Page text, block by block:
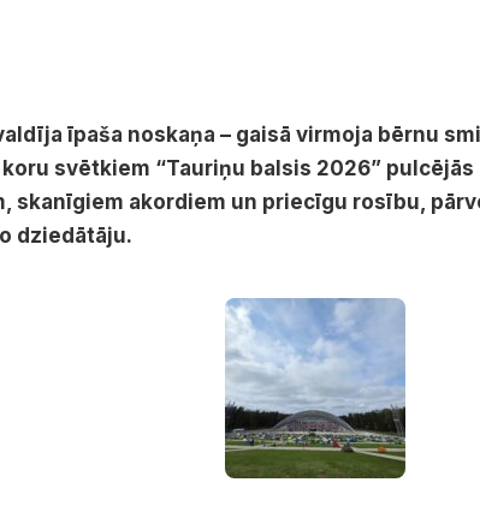
īpaša noskaņa – gaisā virmoja bērnu
svētkiem “Tauriņu balsis 2026”
skanīgiem akordiem un priecīgu rosību,
dziedātāju.